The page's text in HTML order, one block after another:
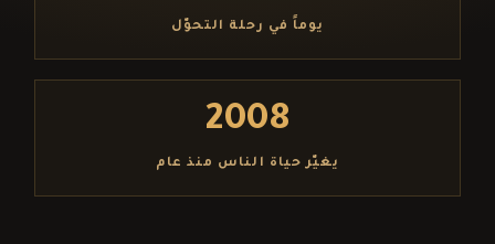
يوماً في رحلة التحوّل
2008
يغيّر حياة الناس منذ عام